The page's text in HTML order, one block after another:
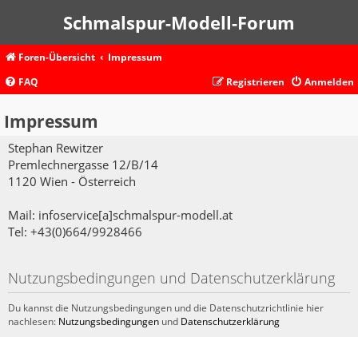
Schmalspur-Modell-Forum
Foren-Übersicht
Impressum
FAQ
Anmelden
Registrieren
Impressum
Stephan Rewitzer
Premlechnergasse 12/B/14
1120 Wien - Österreich
Mail: infoservice[a]schmalspur-modell.at
Tel: +43(0)664/9928466
Nutzungsbedingungen und Datenschutzerklärung
Du kannst die Nutzungsbedingungen und die Datenschutzrichtlinie hier
nachlesen: Nutzungsbedingungen und Datenschutzerklärung